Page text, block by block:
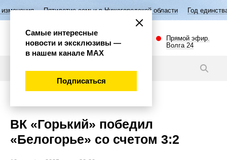
Пятилетие семьи в Нижегородской области Год единства народов
Прямой эфир.
Волга 24
ВК «Горький» победил
«Белогорье» со счетом 3:2
Самые интересные
новости и эксклюзивы —
в нашем канале МАХ
Подписаться